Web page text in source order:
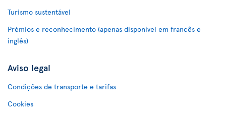
Turismo sustentável
Prémios e reconhecimento (apenas disponível em francês e
inglês)
Aviso legal
Condições de transporte e tarifas
Cookies